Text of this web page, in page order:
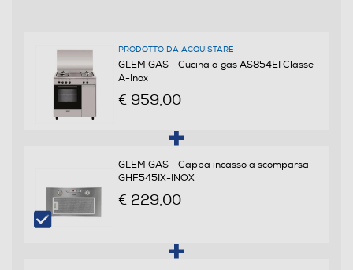
Quadrupla corona
Materiale griglie piano
PRODOTTO DA ACQUISTARE
GLEM GAS - Cucina a gas AS854EI Classe
A-Inox
€ 959,00
GLEM GAS - Cappa incasso a scomparsa
GHF545IX-INOX
€ 229,00